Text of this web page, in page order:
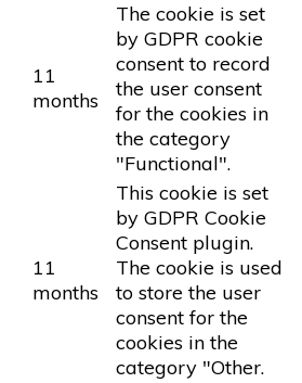
11
months
The cookie is set
by GDPR cookie
consent to record
the user consent
for the cookies in
the category
"Functional".
11
months
This cookie is set
by GDPR Cookie
Consent plugin.
The cookie is used
to store the user
consent for the
cookies in the
category "Other.